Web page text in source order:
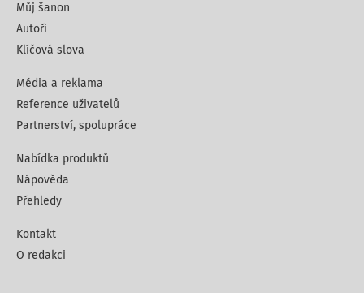
Můj šanon
Autoři
Klíčová slova
Média a reklama
Reference uživatelů
Partnerství, spolupráce
Nabídka produktů
Nápověda
Přehledy
Kontakt
O redakci